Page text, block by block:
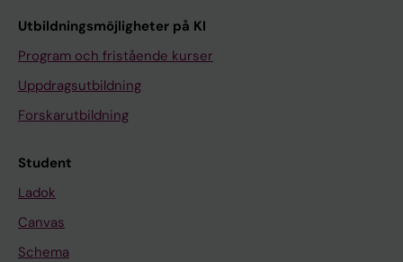
Utbildningsmöjligheter på KI
Program och fristående kurser
Uppdragsutbildning
Forskarutbildning
Student
Ladok
Canvas
Schema